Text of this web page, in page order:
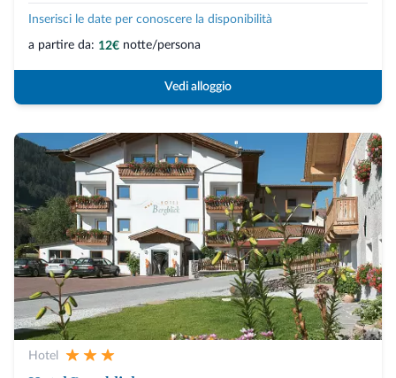
Inserisci le date per conoscere la disponibilità
a partire da: 12€ notte/persona
Vedi alloggio
Hotel